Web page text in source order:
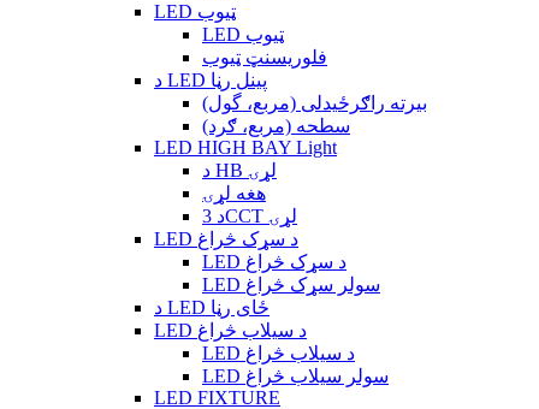
LED ټیوب
LED ټیوب
فلوریسنټ ټیوب
د LED پینل رڼا
بیرته راګرځیدلی (مربع، گول)
سطحه (مربع، ګرد)
LED HIGH BAY Light
د HB لړۍ
هغه لړۍ
د 3CCT لړۍ
LED د سړک څراغ
LED د سړک څراغ
LED سولر سړک څراغ
د LED ځای رڼا
LED د سیلاب څراغ
LED د سیلاب څراغ
LED سولر سیلاب څراغ
LED FIXTURE